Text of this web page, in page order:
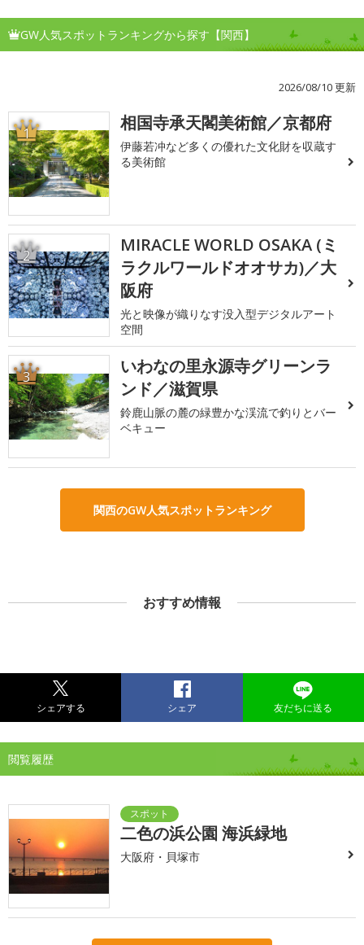
GW人気スポットランキングから探す【関西】
2026/08/10 更新
1 相国寺承天閣美術館／京都府
伊藤若冲など多くの優れた文化財を収蔵す
る美術館
2
MIRACLE WORLD OSAKA (ミ
ラクルワールドオオサカ)／大
阪府
光と映像が織りなす没入型デジタルアート
空間
3
いわなの里永源寺グリーンラ
ンド／滋賀県
鈴鹿山脈の麓の緑豊かな渓流で釣りとバー
ベキュー
関西のGW人気スポットランキング
おすすめ情報
シェアする シェア 友だちに送る
閲覧履歴
二色の浜公園 海浜緑地
大阪府・貝塚市